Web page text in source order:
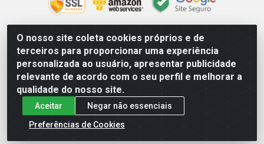
O nosso site coleta cookies próprios e de
terceiros para proporcionar uma experiência
personalizada ao usuário, apresentar publicidade
relevante de acordo com o seu perfil e melhorar a
qualidade do nosso site.
Aceitar
Negar não essenciais
Preferências de Cookies
Zein Importação e Comércio LTDA - Av. Senador Queiróz, 274
- 12º e 13º andar - Centro, São Paulo/SP – CNPJ
09.023.754/0006-46